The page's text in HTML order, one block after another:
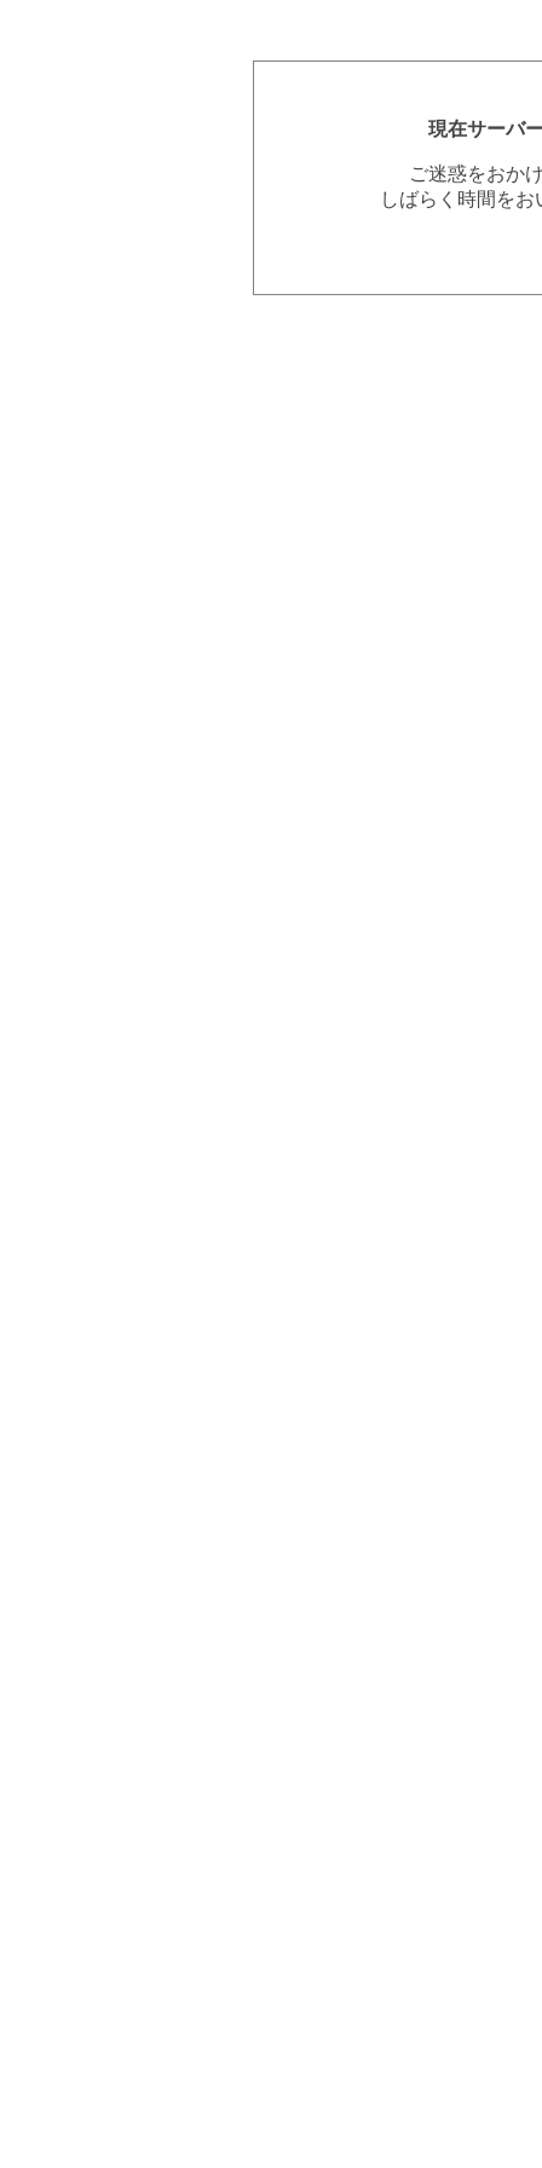
現在サーバ
ご迷惑をおか
しばらく時間を